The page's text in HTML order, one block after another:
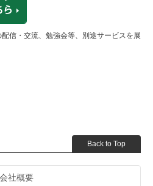
信・交流、勉強会等、別途サービスを展
Back to Top
会社概要